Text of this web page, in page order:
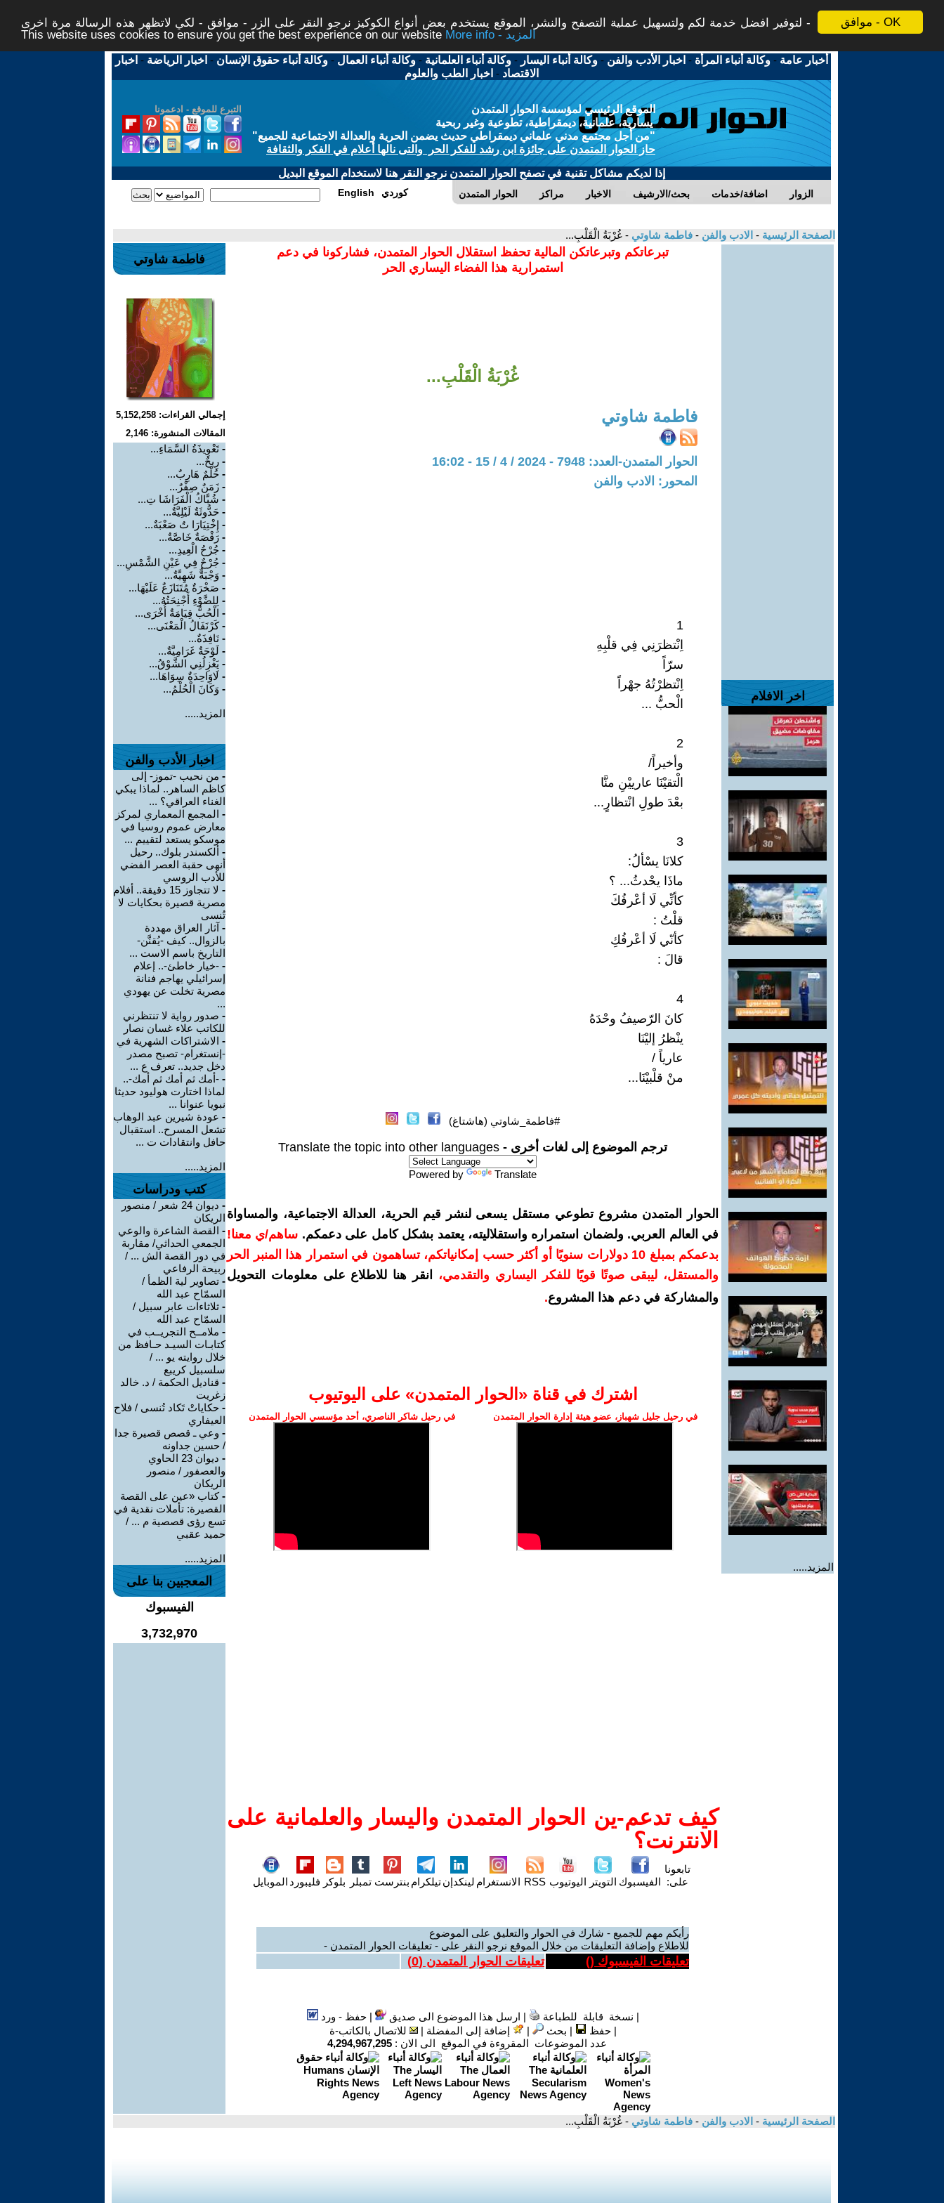
موافق - OK
لتوفير افضل خدمة لكم ولتسهيل عملية التصفح والنشر، الموقع يستخدم بعض أنواع الكوكيز نرجو النقر على الزر - موافق - لكي لاتظهر هذه الرسالة مرة اخرى -
This website uses cookies to ensure you get the best experience on our website
More info - المزيد
أخبار عامة -وكالة أنباء المرأة - اخبار الأدب والفن -وكالة أنباء اليسار -وكالة أنباء العلمانية -وكالة أنباء العمال -وكالة أنباء حقوق الإنسان - اخبار الرياضة - اخبار
الاقتصاد - اخبار الطب والعلوم
التبرع للموقع - ادعمونا
الموقع الرئيسي لمؤسسة الحوار المتمدن
يسارية، علمانية، ديمقراطية، تطوعية وغير ربحية
"من أجل مجتمع مدني علماني ديمقراطي حديث يضمن الحرية والعدالة الاجتماعية للجميع"
حاز الحوار المتمدن على جائزة ابن رشد للفكر الحر والتى نالها أعلام في الفكر والثقافة
إذا لديكم مشاكل تقنية في تصفح الحوار المتمدن نرجو النقر هنا لاستخدام الموقع البديل
الحوار المتمدن مراكز الاخبار بحث/الارشيف اضافة/خدمات الزوار English كوردي
الصفحة الرئيسية - الادب والفن - فاطمة شاوتي - غُرْبَةُ الْقَلْبِ...
اخر الافلام
المزيد.....
تبرعاتكم وتبرعاتكن المالية تحفظ استقلال الحوار المتمدن، فشاركونا في دعم
استمرارية هذا الفضاء اليساري الحر
غُرْبَةُ الْقَلْبِ...
فاطمة شاوتي
الحوار المتمدن-العدد: 7948 - 2024 / 4 / 15 - 16:02
المحور: الادب والفن
1
اِنْتظرَنِي فِي قلْبِهِ
سرّاً
اِنْتظرْتُهُ جهْراً
الْحبُّ ...
2
وأخيراً/
الْتقيْنَا عارييْنِ منَّا
بعْدَ طولِ انْتظارٍ...
3
كلانَا يسْألُ:
ماذَا يحْدثُ... ؟
كأنِّي لَا أعْرفُكَ
قلْتُ :
كأنّي لَا أعْرفُكِ
قالَ :
4
كانَ الرّصيفُ وحْدَهُ
ينْظرُ إليْنَا
عارياً /
منْ قلْبيْنَا...
#فاطمة_شاوتي (هاشتاغ)
ترجم الموضوع إلى لغات أخرى - Translate the topic into other languages
Powered by Translate
الحوار المتمدن مشروع تطوعي مستقل يسعى لنشر قيم الحرية، العدالة الاجتماعية، والمساواة
في العالم العربي. ولضمان استمراره واستقلاليته، يعتمد بشكل كامل على دعمكم. ساهم/ي معنا!
بدعمكم بمبلغ 10 دولارات سنويًا أو أكثر حسب إمكانياتكم، تساهمون في استمرار هذا المنبر الحر
والمستقل، ليبقى صوتًا قويًا للفكر اليساري والتقدمي،
انقر هنا للاطلاع على معلومات التحويل
والمشاركة في دعم هذا المشروع.
اشترك في قناة ‫«الحوار المتمدن» على اليوتيوب
في رحيل جليل شهباز، عضو هيئة إدارة الحوار المتمدن في رحيل شاكر الناصري، أحد مؤسسي الحوار المتمدن
كيف تدعم-ين الحوار المتمدن واليسار والعلمانية على
الانترنت؟
تابعونا
على: الفيسبوك التويتر اليوتيوب RSS الانستغرام لينكدإنتيلكرام بنترست تمبلر بلوكر فليبورد الموبايل
رأيكم مهم للجميع - شارك في الحوار والتعليق على الموضوع
للاطلاع وإضافة التعليقات من خلال الموقع نرجو النقر على - تعليقات الحوار المتمدن -
تعليقات الفيسبوك () تعليقات الحوار المتمدن (0
)
| نسخة قابلة للطباعة | ارسل هذا الموضوع الى صديق |حفظ - ورد
|حفظ | بحث | إضافة إلى المفضلة |
للاتصال بالكاتب-ة
عدد الموضوعات المقروءة في الموقع الى الان : 4,294,967,295
فاطمة شاوتي
إجمالي القراءات: 5,152,258
المقالات المنشورة: 2,146
- تَعْوِيذَةُ السَّمَاءِ...
- رِيحٌ...
- حُلْمٌ هَارِبٌ...
- زَمَنٌ صِفْرٌ...
- شُبَّاكُ الْفَرَاشَا تِ...
- حَدُّوثَةٌ لَيْلِيَّةٌ...
- إِخْتِيَارَا تٌ صَعْبَةٌ...
- رَقْصَةٌ خَاصَّةٌ...
- جُرْحُ الْعِيدِ...
- جُرْحٌ فِي عَيْنِ الشَّمْسِ...
- وَجْبَةٌّ شَهِيَّةٌ...
- صَخْرَةٌ مُتَنَازَعٌ عَلَيْهَا...
- لِلضَّوْءِ أَجْنِحَتُهُ...
- الْحُبُّ قِيَامَةٌ أُخْرَى...
-كَرْنَفَالُ الْمَعْنَى...
- نَافِذَةٌ...
- لَوْحَةٌ غَرَامِيَّةٌ...
- يَغْزِلُنِي الشَّوْقُ...
- لَاوَاحِدَةٌ سِوَاهَا...
- وَكَانَ الْحُلْمُ...
المزيد.....
اخبار الأدب والفن
- من نحيب -تموز- إلى
كاظم الساهر.. لماذا يبكي
الغناء العراقي؟ ...
- المجمع المعماري لمركز
معارض عموم روسيا في
موسكو يستعد لتقييم ...
- ألكسندر بلوك.. رحيل
أنهى حقبة العصر الفضي
للأدب الروسي
-
لا تتجاوز 15 دقيقة.. أفلام
مصرية قصيرة بحكايات لا
تُنسى
- آثار العراق مهددة
بالزوال.. كيف -يُقنَّن-
التاريخ باسم الاست ...
- -خيار خاطئ-.. إعلام
إسرائيلي يهاجم فنانة
مصرية تخلت عن يهودي
...
- صدور رواية لا تنتظرني
للكاتب علاء غسان نصار
- الاشتراكات الشهرية في
-إنستغرام- تصبح مصدر
دخل جديد.. تعرف ع ...
- -أمك ثم أمك ثم أمك-..
لماذا اختارت هوليود حديثا
نبويا عنوانا ...
- عودة شيرين عبد الوهاب
تشعل المسرح.. استقبال
حافل وانتقادات ت ...
المزيد.....
كتب ودراسات
-
ديوان 24 شعر / منصور
الريكان
- القصة الشاعرة والوعي
الجمعي الحداثي/ مقاربة
في دور القصة الش ... /
ربيحة الرفاعي
- تصاوير لية الظمأ /
السمّاح عبد الله
- ثلاثاءات عابر سبيل /
السمّاح عبد الله
- ملامــح التجريــب في
كتابـات السيـد حـافظ من
خلال روايته يو ... /
سلسبيل كريبع
- قناديل الحكمة / د. خالد
زغريت
- حكاياتْ تَكاد تُنسى / فلاح
العيفاري
- وعي ـ قصص قصيرة جدا
/ حسين جداونه
-
ديوان 23 الحاوي
والعصفور / منصور
الريكان
-كتاب «عين على القصة
القصيرة: تأملات نقدية في
تسع رؤى قصصية م ... /
حميد عقبي
المزيد.....
المعجبين بنا على
الفيسبوك
3,732,970
الصفحة الرئيسية - الادب والفن - فاطمة شاوتي - غُرْبَةُ الْقَلْبِ...